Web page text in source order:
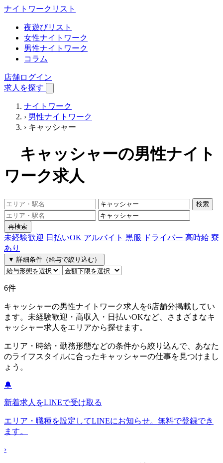
ナイトワーク リスト
夜遊びリスト
女性ナイトワーク
男性ナイトワーク
コラム
店舗ログイン
求人を探す
ナイトワーク
› 男性ナイトワーク
› キャッシャー
キャッシャーの男性ナイト
ワーク求人
検索
再検索
未経験歓迎 日払いOK アルバイト 黒服 ドライバー 高時給 寮
あり
▼ 詳細条件（給与で絞り込む）
6件
キャッシャーの男性ナイトワーク求人を6店舗分掲載してい
ます。未経験歓迎・高収入・日払いOKなど、さまざまなキ
ャッシャー求人をエリアから探せます。
エリア・時給・勤務形態などの条件から絞り込んで、あなた
のライフスタイルに合ったキャッシャーの仕事を見つけまし
ょう。
🔔
新着求人をLINEで受け取る
エリア・職種を設定してLINEにお知らせ。無料で登録でき
ます。
›